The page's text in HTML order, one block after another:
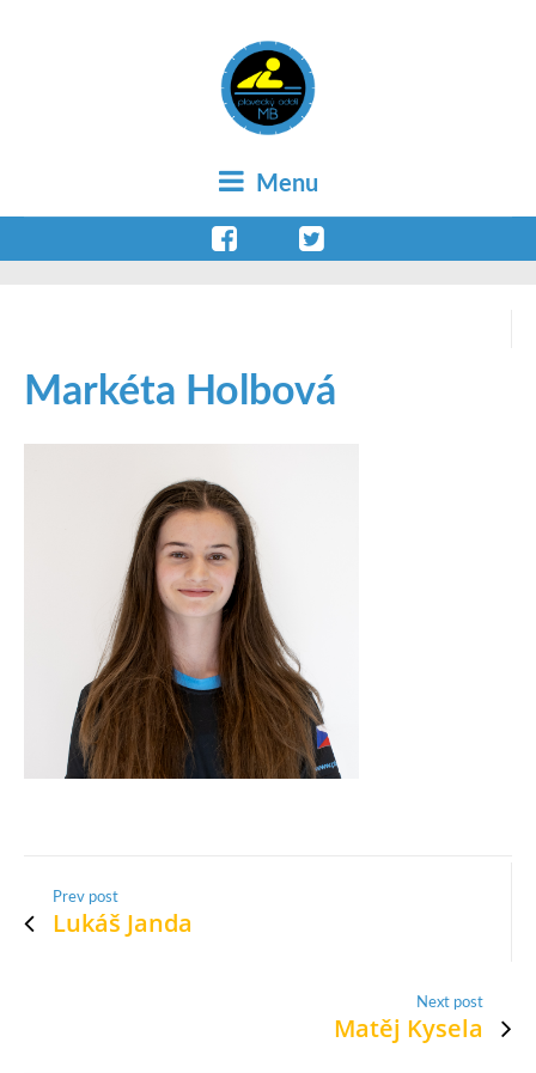
Menu
Markéta Holbová
Prev post
Lukáš Janda
Next post
Matěj Kysela